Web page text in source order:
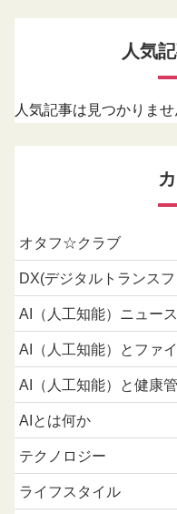
人気
人気記事は見つかりませ
オタフ☆クラブ
DX(デジタルトランス
AI（人工知能）ニュース
AI（人工知能）とファ
AI（人工知能）と健康
AIとは何か
テクノロジー
ライフスタイル